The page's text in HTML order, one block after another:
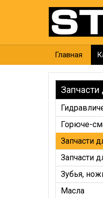
Главная
Запчасти
Горюче-
Запчасти
Запчасти
Зубья,
Масла